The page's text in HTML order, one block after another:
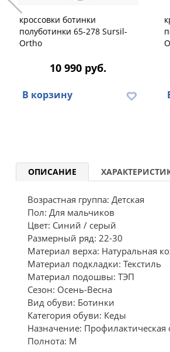
кроссовки ботинки
полуботинки 65-278 Sursil-
Ortho
10 990 руб.
В корзину
ОПИСАНИЕ
Возрастная группа: Детская
Пол: Для мальчиков
Цвет: Синий / серый
Размерный ряд: 22-30
Материал верха: Натуральная
Материал подкладки: Текстиль
Материал подошвы: ТЭП
Сезон: Осень-Весна
Вид обуви: Ботинки
Категория обуви: Кеды
Назначение: Профилактическая
Полнота: M